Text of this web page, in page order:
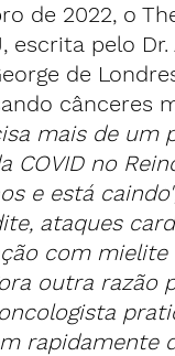
de 2022, o
escrita pelo
de
cânceres
mais de
COVID no
e está
ataques
com mielite
outra razão
rapidamente